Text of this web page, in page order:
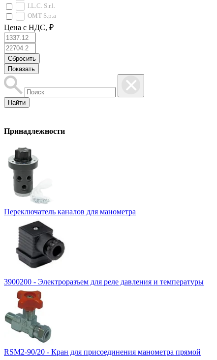
I.L.C. S.r.l.
OMT S.p.a
Цена с НДС, ₽
Найти
Принадлежности
Переключатель каналов для манометра
3900200 - Электроразъем для реле давления и температуры
RSM2-90/20 - Кран для присоединения манометра прямой